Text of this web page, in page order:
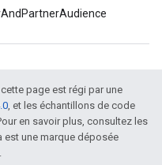
page est régi par une
, et les échantillons de code
en savoir plus, consultez les
est une marque déposée